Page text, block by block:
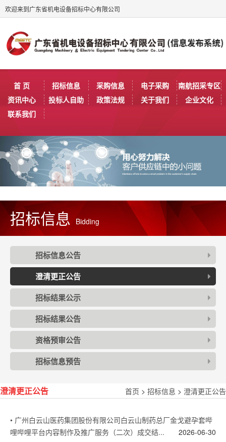
欢迎来到广东省机电设备招标中心有限公司
首 页 招标信息 采购信息 电子采购
南航招采专区
资讯中心
投标人自助 政策法规 关于我们
企业文化
联系我们
招标信息 Bidding
招标信息公告
澄清更正公告
招标结果公示
招标结果公告
资格预审公告
招标信息预告
澄清更正公告 首页 > 招标信息 > 澄清更正公告
• 广州白云山医药集团股份有限公司白云山制药总厂金戈避孕套哔
哩哔哩平台内容制作及推广服务（二次）成交结...
2026-06-30